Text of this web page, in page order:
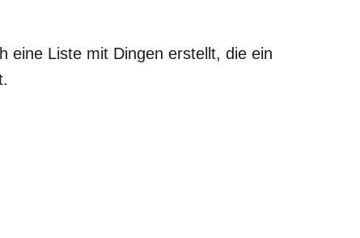
eine Liste mit Dingen erstellt, die ein